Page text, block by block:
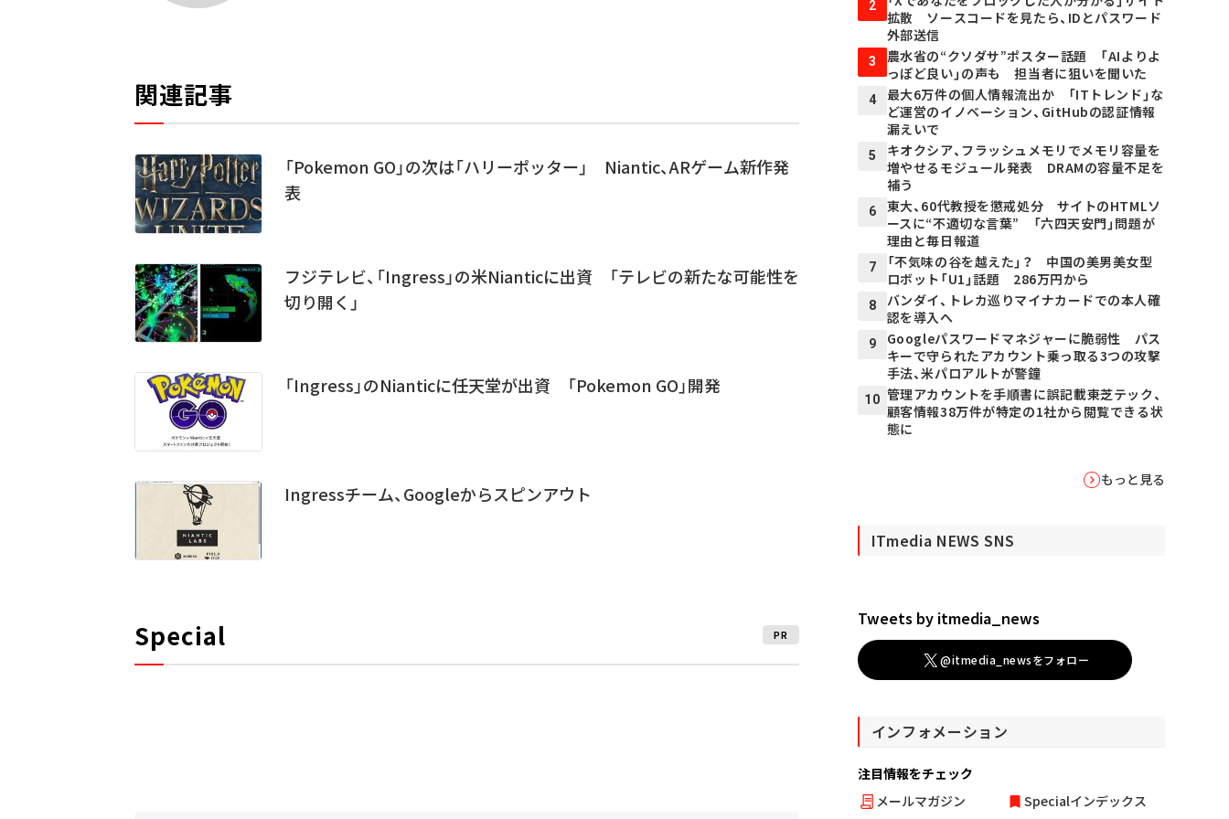
関連記事
「Pokemon GO」の次は「ハリーポッター」 Niantic、ARゲーム新作発
表
フジテレビ、「Ingress」の米Nianticに出資 「テレビの新たな可能性を
切り開く」
「Ingress」のNianticに任天堂が出資 「Pokemon GO」開発
Ingressチーム、Googleからスピンアウト
Special PR
2
拡散 ソースコードを見たら、IDとパスワード
外部送信
3
農水省の“クソダサ”ポスター話題 「AIよりよ
っぽど良い」の声も 担当者に狙いを聞いた
4
最大6万件の個人情報流出か 「ITトレンド」な
ど運営のイノベーション、GitHubの認証情報
漏えいで
5
キオクシア、フラッシュメモリでメモリ容量を
増やせるモジュール発表 DRAMの容量不足を
補う
6
東大、60代教授を懲戒処分 サイトのHTMLソ
ースに“不適切な言葉” 「六四天安門」問題が
理由と毎日報道
7
「不気味の谷を越えた」？ 中国の美男美女型
ロボット「U1」話題 286万円から
8
バンダイ、トレカ巡りマイナカードでの本人確
認を導入へ
9
Googleパスワードマネジャーに脆弱性 パス
キーで守られたアカウント乗っ取る3つの攻撃
手法、米パロアルトが警鐘
10 管理アカウントを手順書に誤記載――東芝テック、
顧客情報38万件が特定の1社から閲覧できる状
態に
もっと見る
ITmedia NEWS SNS
Tweets by itmedia_news
@itmedia_newsをフォロー
インフォメーション
注目情報をチェック
メールマガジン
Specialインデックス